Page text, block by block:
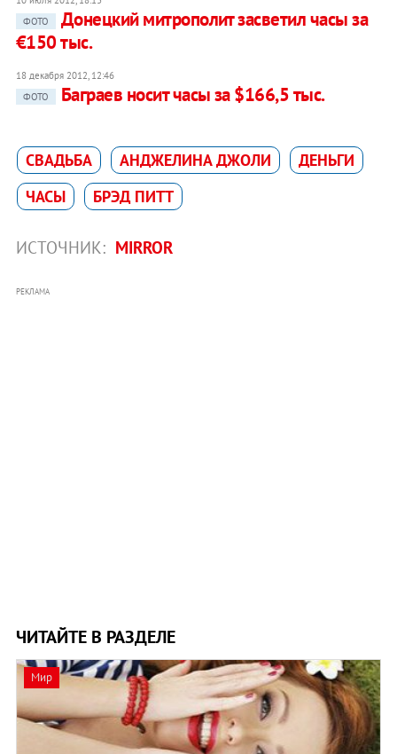
ФОТО
Донецкий митрополит засветил часы за
€150 тыс.
18 декабря 2012, 12:46
ФОТО
Баграев носит часы за $166,5 тыс.
СВАДЬБА АНДЖЕЛИНА ДЖОЛИ
ДЕНЬГИ
ЧАСЫ
БРЭД ПИТТ
ИСТОЧНИК: MIRROR
РЕКЛАМА
ЧИТАЙТЕ В РАЗДЕЛЕ
Мир